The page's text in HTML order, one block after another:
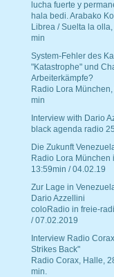
lucha fuerte y
hala bedi. Arabako
Librea / Suelta la
min
System-Fehler des
"Katastrophe" und
Arbeiterkämpfe?
Radio Lora
min
Interview with Dario
black agenda radio
Die Zukunft
Radio Lora München
13:59min / 04.02.19
Zur Lage in
Dario Azzellini
coloRadio in freie-
/ 07.02.2019
Interview Radio
Strikes Back"
Radio Corax, Halle,
min.